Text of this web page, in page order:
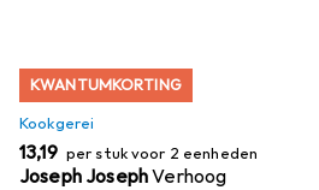
KWANTUMKORTING
Kookgerei
EUR
13,19 per stuk voor 2 eenheden
Joseph JosephVerhoog